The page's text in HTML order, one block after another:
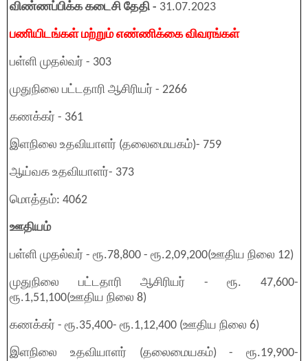
விண்ணப்பிக்க கடைசி தேதி - 31.07.2023
பணியிடங்கள் மற்றும் எண்ணிக்கை விவரங்கள்
பள்ளி முதல்வர் - 303
முதுநிலை பட்டதாரி ஆசிரியர் - 2266
கணக்கர் - 361
இளநிலை உதவியாளர் (தலைமையகம்)- 759
ஆய்வக உதவியாளர்- 373
மொத்தம்: 4062
ஊதியம்
பள்ளி முதல்வர் - ரூ.78,800 - ரூ.2,09,200(ஊதிய நிலை 12)
முதுநிலை பட்டதாரி ஆசிரியர் - ரூ. 47,600-
ரூ.1,51,100(ஊதிய நிலை 8)
கணக்கர் - ரூ.35,400- ரூ.1,12,400 (ஊதிய நிலை 6)
இளநிலை உதவியாளர் (தலைமையகம்) - ரூ.19,900-